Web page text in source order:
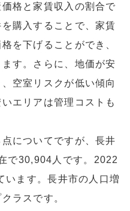
格と家賃収入の割合で
購入することで、家賃
を下げることができ、
す。さらに、地価が安
空室リスクが低い傾向
エリアは管理コストも
についてですが、長井
で30,904人です。2022
います。長井市の人口増
ラスです。